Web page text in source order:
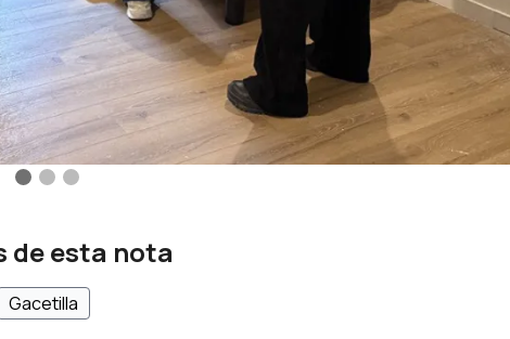
de esta nota
Gacetilla